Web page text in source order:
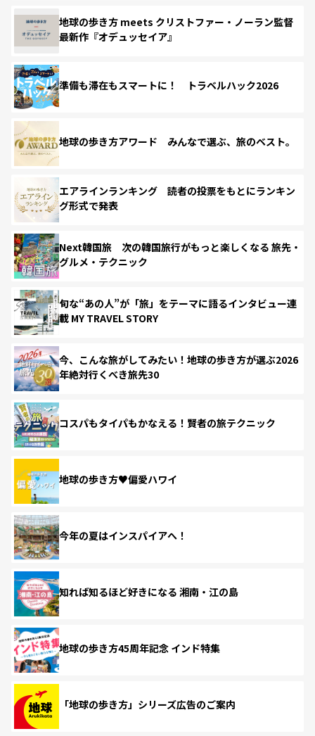
地球の歩き方 meets クリストファー・ノーラン監督
最新作『オデュッセイア』
準備も滞在もスマートに！ トラベルハック2026
地球の歩き方アワード みんなで選ぶ、旅のベスト。
エアラインランキング 読者の投票をもとにランキン
グ形式で発表
Next韓国旅 次の韓国旅行がもっと楽しくなる 旅先・
グルメ・テクニック
旬な“あの人”が「旅」をテーマに語るインタビュー連
載 MY TRAVEL STORY
今、こんな旅がしてみたい！地球の歩き方が選ぶ2026
年絶対行くべき旅先30
コスパもタイパもかなえる！賢者の旅テクニック
地球の歩き方♥偏愛ハワイ
今年の夏はインスパイアへ！
知れば知るほど好きになる 湘南・江の島
地球の歩き方45周年記念 インド特集
「地球の歩き方」シリーズ広告のご案内